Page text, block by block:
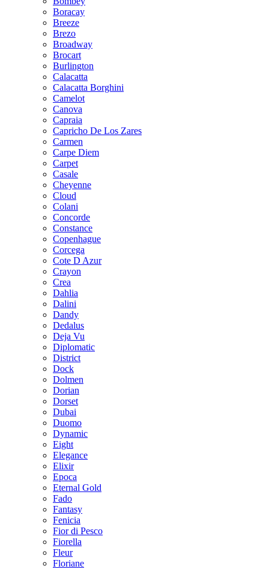
Boracay
Breeze
Brezo
Broadway
Brocart
Burlington
Calacatta
Calacatta Borghini
Camelot
Canova
Capraia
Capricho De Los Zares
Carmen
Carpe Diem
Carpet
Casale
Cheyenne
Cloud
Colani
Concorde
Constance
Copenhague
Corcega
Cote D Azur
Crayon
Crea
Dahlia
Dalini
Dandy
Dedalus
Deja Vu
Diplomatic
District
Dock
Dolmen
Dorian
Dorset
Dubai
Duomo
Dynamic
Eight
Elegance
Elixir
Epoca
Eternal Gold
Fado
Fantasy
Fenicia
Fior di Pesco
Fiorella
Fleur
Floriane